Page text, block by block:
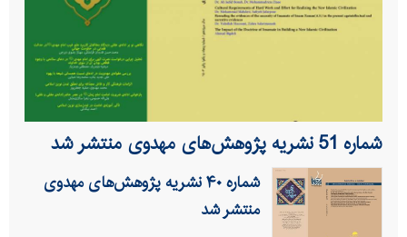
شماره 51 نشریه پژوهش‌های مهدوی منتشر شد
شماره ۴۰ نشریه پژوهش‌های مهدوی
منتشر شد